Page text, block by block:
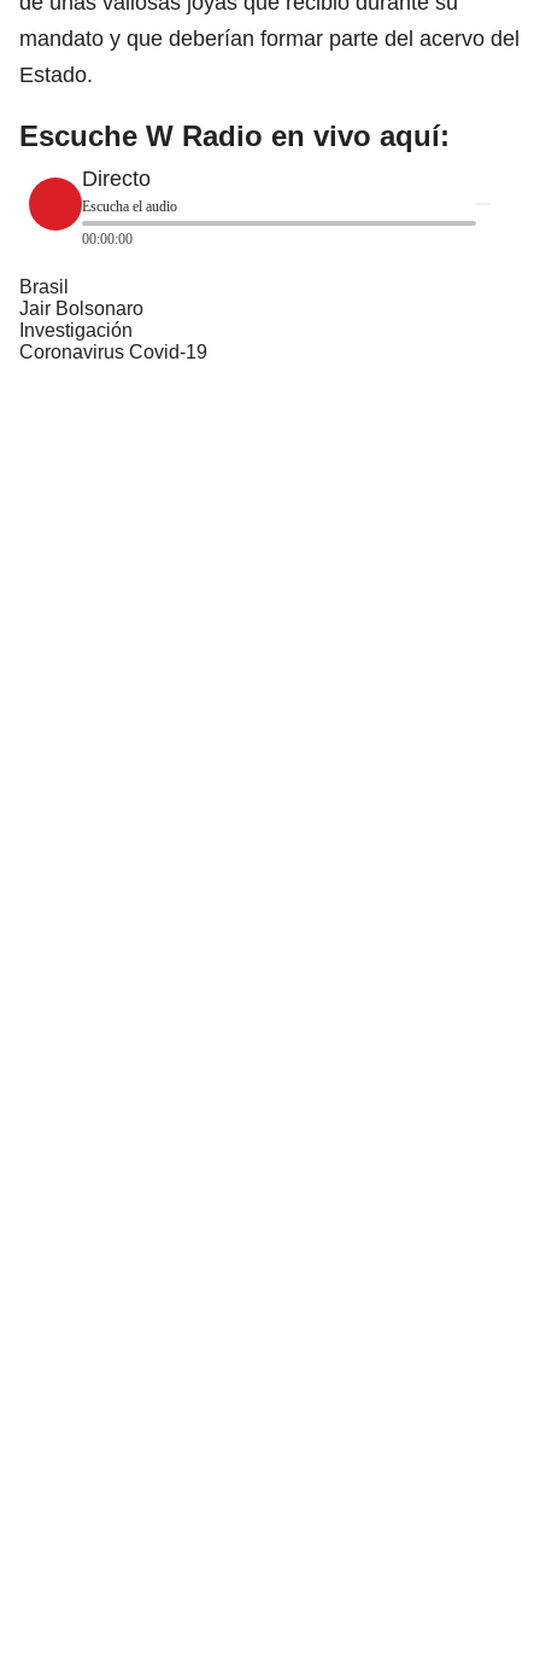
mandato y que deberían formar parte del acervo del
Estado.
Escuche W Radio en vivo aquí:
Directo
Escucha el audio
00:00:00
Brasil
Jair Bolsonaro
Investigación
Coronavirus Covid-19